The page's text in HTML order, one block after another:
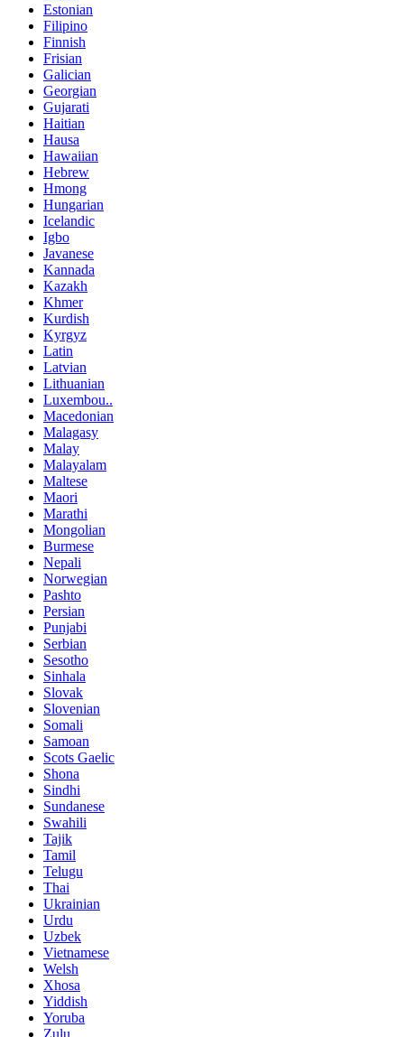
Estonian
Filipino
Finnish
Frisian
Galician
Georgian
Gujarati
Haitian
Hausa
Hawaiian
Hebrew
Hmong
Hungarian
Icelandic
Igbo
Javanese
Kannada
Kazakh
Khmer
Kurdish
Kyrgyz
Latin
Latvian
Lithuanian
Luxembou..
Macedonian
Malagasy
Malay
Malayalam
Maltese
Maori
Marathi
Mongolian
Burmese
Nepali
Norwegian
Pashto
Persian
Punjabi
Serbian
Sesotho
Sinhala
Slovak
Slovenian
Somali
Samoan
Scots Gaelic
Shona
Sindhi
Sundanese
Swahili
Tajik
Tamil
Telugu
Thai
Ukrainian
Urdu
Uzbek
Vietnamese
Welsh
Xhosa
Yiddish
Yoruba